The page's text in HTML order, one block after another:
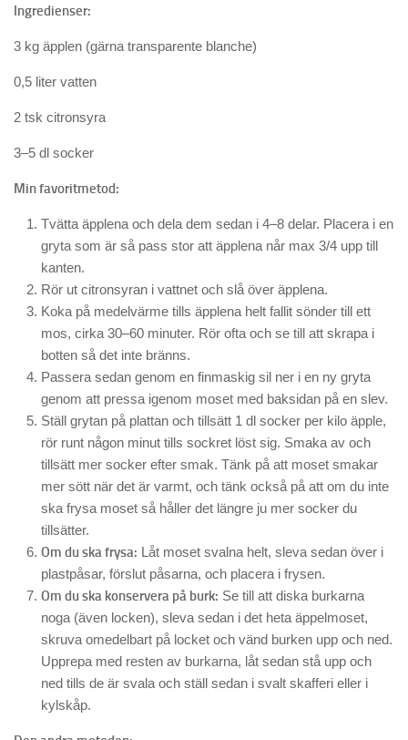
Ingredienser:
3 kg äpplen (gärna transparente blanche)
0,5 liter vatten
2 tsk citronsyra
3–5 dl socker
Min favoritmetod:
Tvätta äpplena och dela dem sedan i 4–8 delar. Placera i en
gryta som är så pass stor att äpplena når max 3/4 upp till
kanten.
Rör ut citronsyran i vattnet och slå över äpplena.
Koka på medelvärme tills äpplena helt fallit sönder till ett
mos, cirka 30–60 minuter. Rör ofta och se till att skrapa i
botten så det inte bränns.
Passera sedan genom en finmaskig sil ner i en ny gryta
genom att pressa igenom moset med baksidan på en slev.
Ställ grytan på plattan och tillsätt 1 dl socker per kilo äpple,
rör runt någon minut tills sockret löst sig. Smaka av och
tillsätt mer socker efter smak. Tänk på att moset smakar
mer sött när det är varmt, och tänk också på att om du inte
ska frysa moset så håller det längre ju mer socker du
tillsätter.
Om du ska frysa: Låt moset svalna helt, sleva sedan över i
plastpåsar, förslut påsarna, och placera i frysen.
Om du ska konservera på burk: Se till att diska burkarna
noga (även locken), sleva sedan i det heta äppelmoset,
skruva omedelbart på locket och vänd burken upp och ned.
Upprepa med resten av burkarna, låt sedan stå upp och
ned tills de är svala och ställ sedan i svalt skafferi eller i
kylskåp.